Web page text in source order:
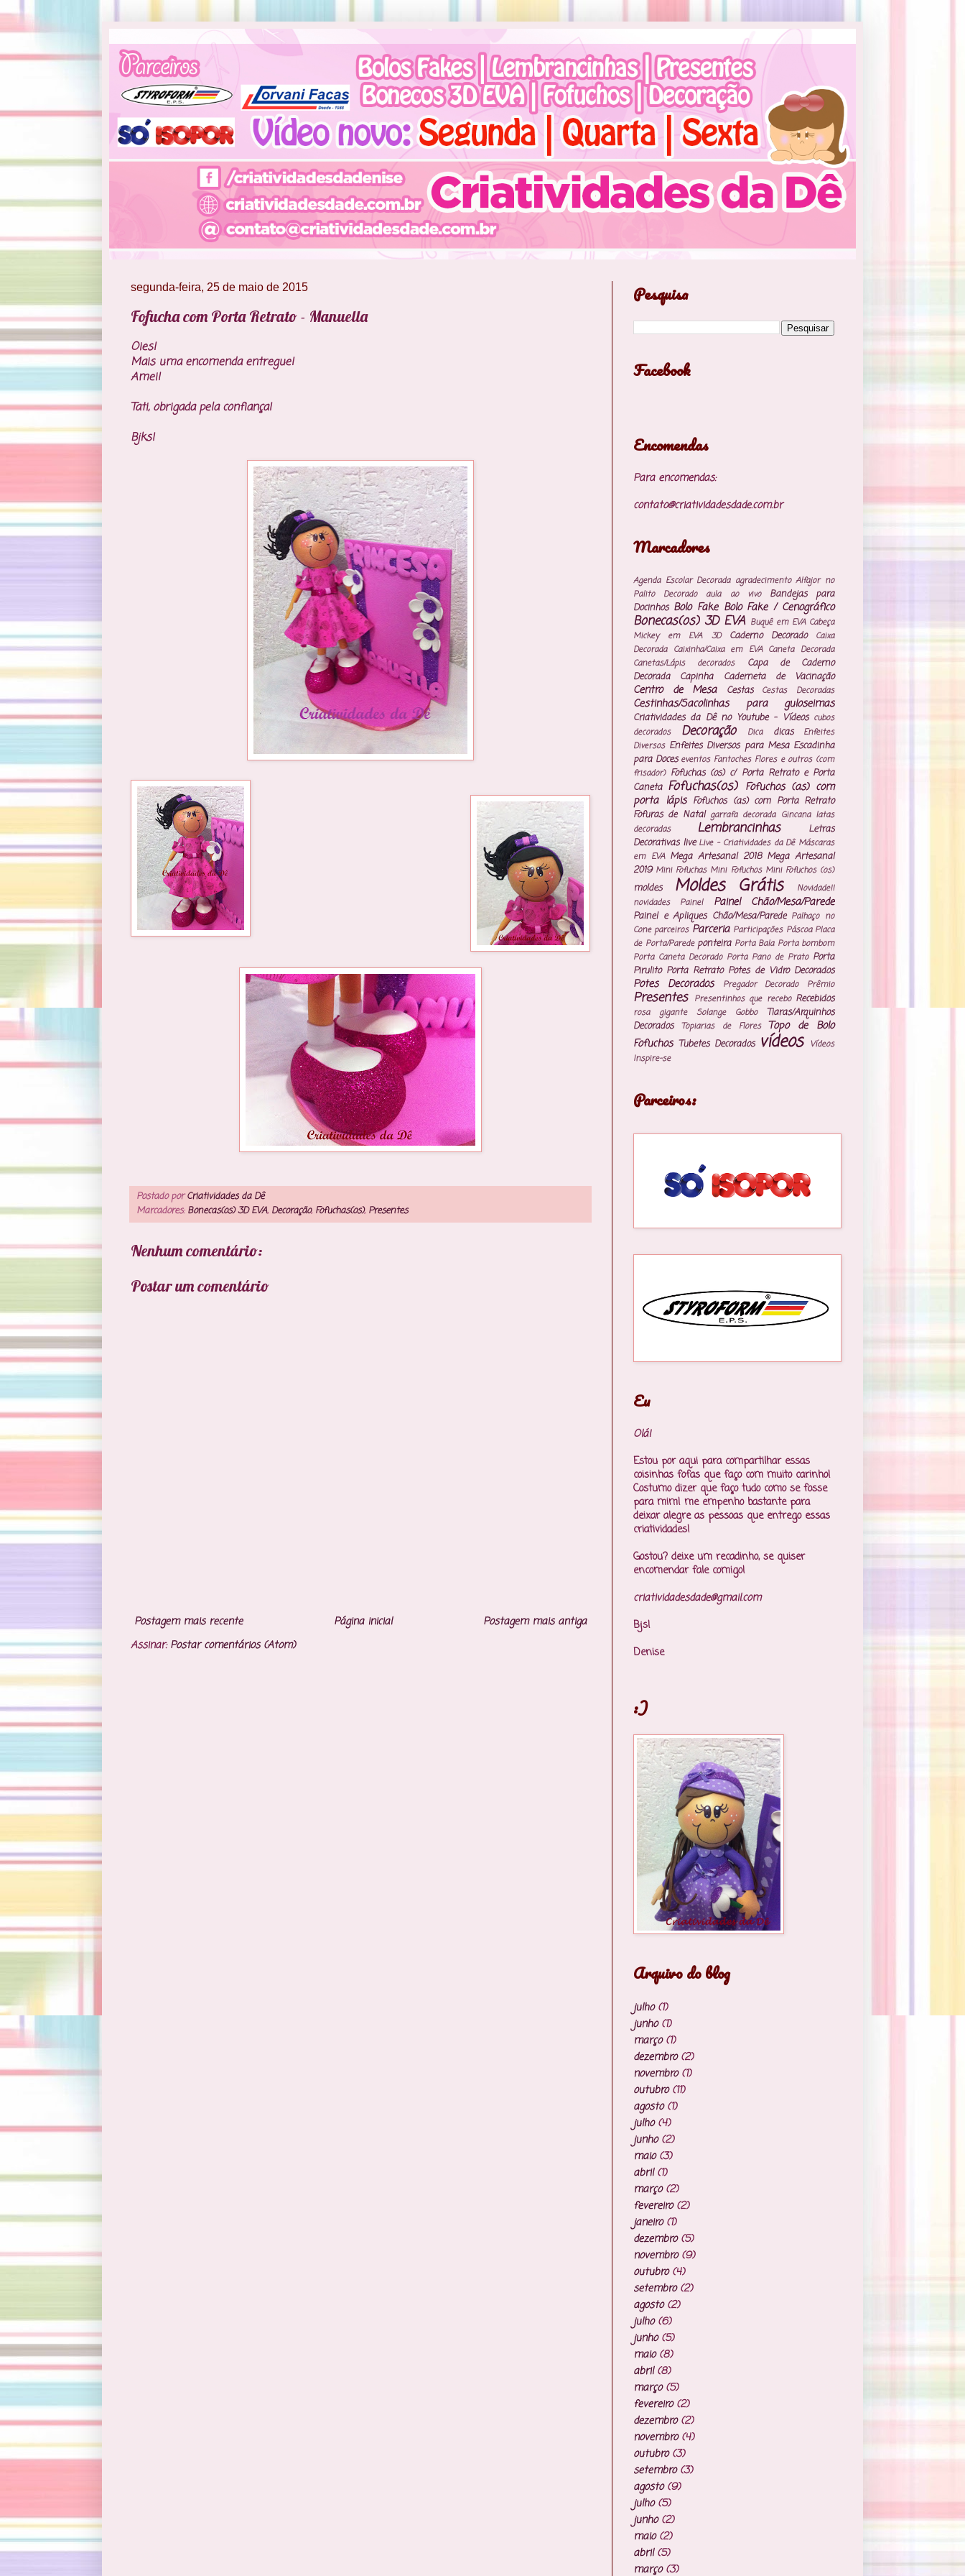
segunda-feira, 25 de maio de 2015
Fofucha com Porta Retrato - Manuella
Oies!
Mais uma encomenda entregue!
Amei!
Tati, obrigada pela confiança!
Bjks!
Postado porCriatividades da Dê
Marcadores: Bonecas(os) 3D EVA, Decoração, Fofuchas(os), Presentes
Nenhum comentário:
Postar um comentário
Postagem mais recente Postagem mais antiga
Página inicial
Assinar:Postar comentários (Atom)
Pesquisa
Facebook
Encomendas
Para encomendas:
contato@criatividadesdade.com.br
Marcadores
Agenda Escolar Decorada agradecimento Alfajor no
Palito Decorado
aula ao vivo
Bandejas para
Docinhos Bolo Fake Bolo Fake / Cenográfico
Bonecas(os) 3D EVA Buquê em EVA Cabeça
Mickey em EVA 3D
Caderno Decorado
Caixa
Decorada Caixinha/Caixa em EVA Caneta Decorada
Canetas/Lápis decorados
Capa de Caderno
Decorada
Capinha Caderneta de Vacinação
Centro de Mesa Cestas Cestas Decoradas
Cestinhas/Sacolinhas para guloseimas
Criatividades da Dê no Youtube - Vídeos cubos
decorados
Decoração Dica dicas
Enfeites
Diversos Enfeites Diversos para Mesa Escadinha
para Doces eventos Fantoches Flores e outros (com
frisador) Fofuchas (os) c/ Porta Retrato e Porta
Caneta Fofuchas(os) Fofuchos (as) com
porta lápis Fofuchos (as) com Porta Retrato
Fofuras de Natal garrafa decorada Gincana latas
decoradas
Lembrancinhas
Letras
Decorativas live Live - Criatividades da Dê Máscaras
em EVA Mega Artesanal 2018 Mega Artesanal
2019 Mini Fofuchas Mini Fofuchos Mini Fofuchos (os)
moldes Moldes Grátis
Novidade!!
novidades
Painel Painel Chão/Mesa/Parede
Painel e Apliques Chão/Mesa/Parede Palhaço no
Cone parceiros Parceria Participações Páscoa Placa
de Porta/Parede ponteira Porta Bala Porta bombom
Porta Caneta Decorado Porta Pano de Prato Porta
Pirulito Porta Retrato Potes de Vidro Decorados
Potes Decorados Pregador Decorado Prêmio
Presentes Presentinhos que recebo Recebidos
rosa gigante Solange Gobbo
Tiaras/Arquinhos
Decorados
Topiarias de Flores
Topo de Bolo
Fofuchos Tubetes Decorados vídeos
Vídeos
Inspire-se
Parceiros:
Eu
Olá!
Estou por aqui para compartilhar essas
coisinhas fofas que faço com muito carinho!
Costumo dizer que faço tudo como se fosse
para mim! me empenho bastante para
deixar alegre as pessoas que entrego essas
criatividades!
Gostou? deixe um recadinho, se quiser
encomendar fale comigo!
criatividadesdade@gmail.com
Bjs!
Denise
:)
Arquivo do blog
julho(1)
junho(1)
março(1)
dezembro(2)
novembro(1)
outubro(11)
agosto(1)
julho(4)
junho(2)
maio(3)
abril(1)
março(2)
fevereiro(2)
janeiro(1)
dezembro(5)
novembro(9)
outubro(4)
setembro(2)
agosto(2)
julho(6)
junho(5)
maio(8)
abril(8)
março(5)
fevereiro(2)
dezembro(2)
novembro(4)
outubro(3)
setembro(3)
agosto(9)
julho(5)
junho(2)
maio(2)
abril(5)
março(3)